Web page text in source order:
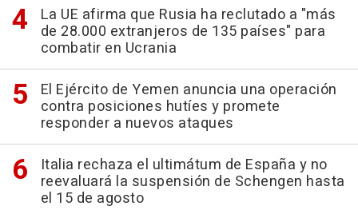
La UE afirma que Rusia ha reclutado a "más
de 28.000 extranjeros de 135 países" para
combatir en Ucrania
El Ejército de Yemen anuncia una operación
contra posiciones hutíes y promete
responder a nuevos ataques
Italia rechaza el ultimátum de España y no
reevaluará la suspensión de Schengen hasta
el 15 de agosto